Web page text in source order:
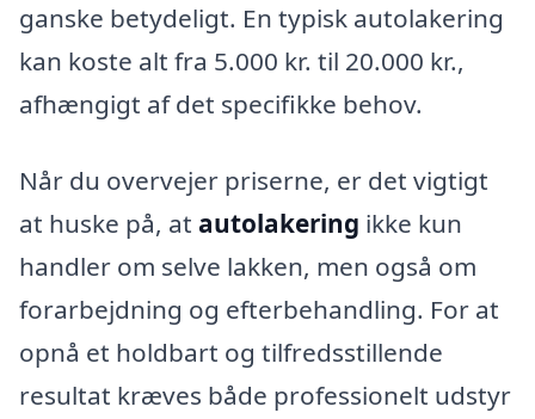
ganske betydeligt. En typisk autolakering
kan koste alt fra 5.000 kr. til 20.000 kr.,
afhængigt af det specifikke behov.
Når du overvejer priserne, er det vigtigt
at huske på, at autolakering ikke kun
handler om selve lakken, men også om
forarbejdning og efterbehandling. For at
opnå et holdbart og tilfredsstillende
resultat kræves både professionelt udstyr